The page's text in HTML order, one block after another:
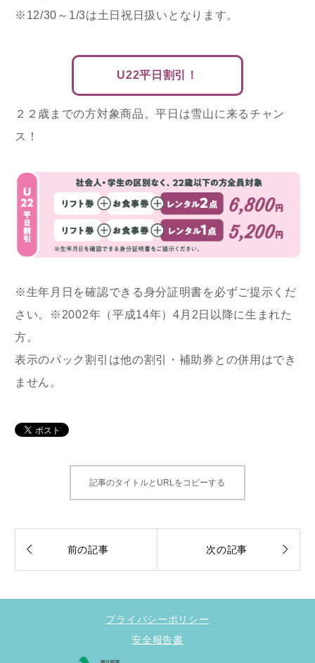
※12/30～1/3は土日祝日扱いとなります。
U22平日割引！
２２歳までの方対象商品。平日は雪山に来るチャン
ス！
※生年月日を確認できる身分証明書を必ずご提示くだ
さい。※2002年（平成14年）4月2日以降に生まれた
方。
表示のパック割引は他の割引・補助券との併用はでき
ません。
記事のタイトルとURLをコピーする
 前の記事 次の記事 
プライバシーポリシー
安全報告書